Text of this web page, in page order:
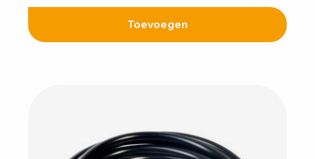
Toevoegen